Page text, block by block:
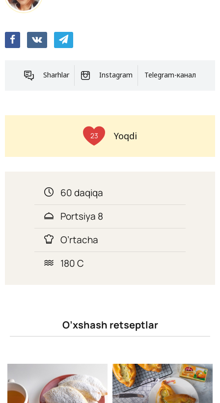
Sharhlar Instagram Telegram-канал
23 Yoqdi
60 daqiqa
Portsiya 8
O’rtacha
180 C
O’xshash retseptlar